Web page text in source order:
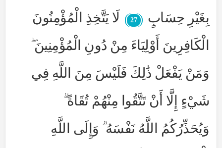
بِغَيْرِ حِسَابٍ
27
لَا يَتَّخِذِ الْمُؤْمِنُونَ
الْكَافِرِينَ أَوْلِيَاءَ مِنْ دُونِ الْمُؤْمِنِينَ ۖ
وَمَنْ يَفْعَلْ ذَٰلِكَ فَلَيْسَ مِنَ اللَّهِ فِي
شَيْءٍ إِلَّا أَنْ تَتَّقُوا مِنْهُمْ تُقَاةً ۗ
وَيُحَذِّرُكُمُ اللَّهُ نَفْسَهُ ۗ وَإِلَى اللَّهِ